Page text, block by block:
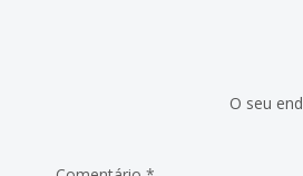
O seu